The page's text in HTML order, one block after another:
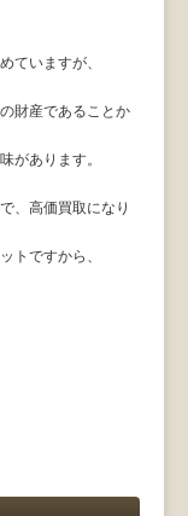
ていますが、
財産であることか
があります。
、高価買取になり
トですから、